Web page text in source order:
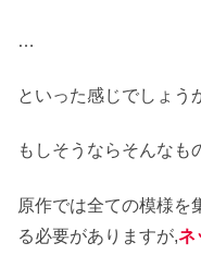
…
といった感じでしょう
もしそうならそんな
原作では全ての模様を
る必要がありますが,ネ